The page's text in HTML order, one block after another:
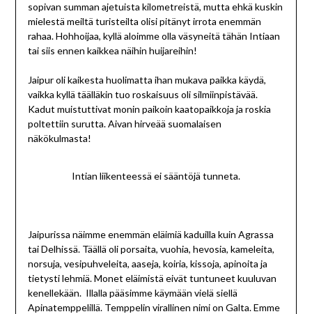
sopivan summan ajetuista kilometreistä, mutta ehkä kuskin
mielestä meiltä turisteilta olisi pitänyt irrota enemmän
rahaa. Hohhoijaa, kyllä aloimme olla väsyneitä tähän Intiaan
tai siis ennen kaikkea näihin huijareihin!
Jaipur oli kaikesta huolimatta ihan mukava paikka käydä,
vaikka kyllä täälläkin tuo roskaisuus oli silmiinpistävää.
Kadut muistuttivat monin paikoin kaatopaikkoja ja roskia
poltettiin surutta. Aivan hirveää suomalaisen
näkökulmasta!
Intian liikenteessä ei sääntöjä tunneta.
Jaipurissa näimme enemmän eläimiä kaduilla kuin Agrassa
tai Delhissä. Täällä oli porsaita, vuohia, hevosia, kameleita,
norsuja, vesipuhveleita, aaseja, koiria, kissoja, apinoita ja
tietysti lehmiä. Monet eläimistä eivät tuntuneet kuuluvan
kenellekään. Illalla pääsimme käymään vielä siellä
Apinatemppelillä. Temppelin virallinen nimi on Galta. Emme